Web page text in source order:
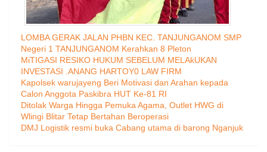
LOMBA GERAK JALAN PHBN KEC. TANJUNGANOM SMP
Negeri 1 TANJUNGANOM Kerahkan 8 Pleton
MiTIGASI RESIKO HUKUM SEBELUM MELAkUKAN
INVESTASI .ANANG HARTOY0 LAW FIRM
Kapolsek warujayeng Beri Motivasi dan Arahan kepada
Calon Anggota Paskibra HUT Ke-81 RI
Ditolak Warga Hingga Pemuka Agama, Outlet HWG di
Wlingi Blitar Tetap Bertahan Beroperasi
DMJ Logistik resmi buka Cabang utama di barong Nganjuk